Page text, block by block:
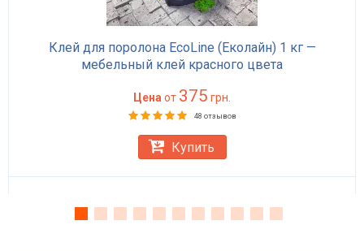
Клей для поролона EcoLine (Еколайн) 1 кг —
мебельный клей красного цвета
Цена от 375 грн.
48 отзывов
Купить